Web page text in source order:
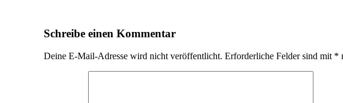
Schreibe einen Kommentar
Deine E-Mail-Adresse wird nicht veröffentlicht. Erforderliche Felder sind mit *